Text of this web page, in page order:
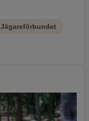
Jägareförbundet